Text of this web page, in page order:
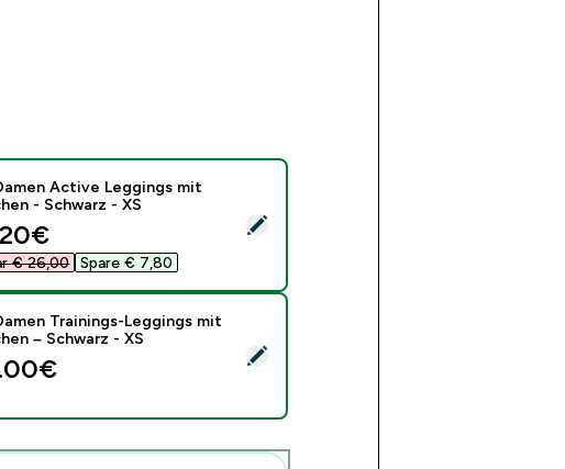
ausw�hlen - MP Damen Active Leggings mit Taschen - Schwarz - XS
Active Leggings mit
- Schwarz - XS
price
€ 26,00‎ Spare € 7,80‎
ausw�hlen - MP Damen Trainings-Leggings mit Taschen – Schwarz - XS
Trainings-Leggings mit
– Schwarz - XS